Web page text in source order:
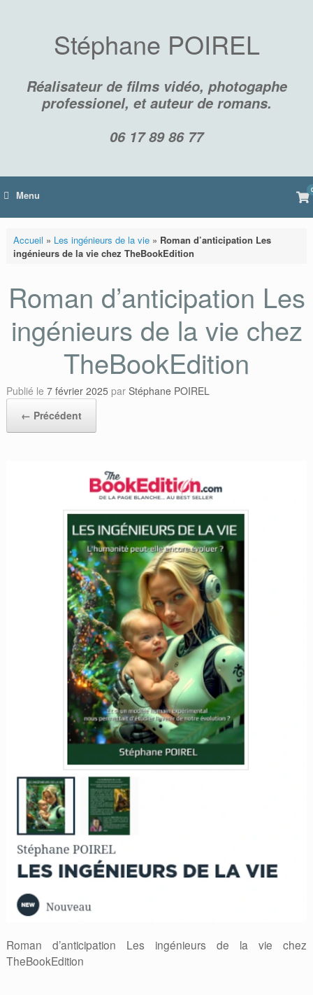
Stéphane POIREL
Réalisateur de films vidéo, photogaphe
professionel, et auteur de romans.
06 17 89 86 77
Menu 0
Accueil » Les ingénieurs de la vie» Roman d’anticipation Les
ingénieurs de la vie chez TheBookEdition
Roman d’anticipation Les
ingénieurs de la vie chez
TheBookEdition
Publié le 7 février 2025 par Stéphane POIREL
← Précédent
Roman d’anticipation Les ingénieurs de la vie chez
TheBookEdition